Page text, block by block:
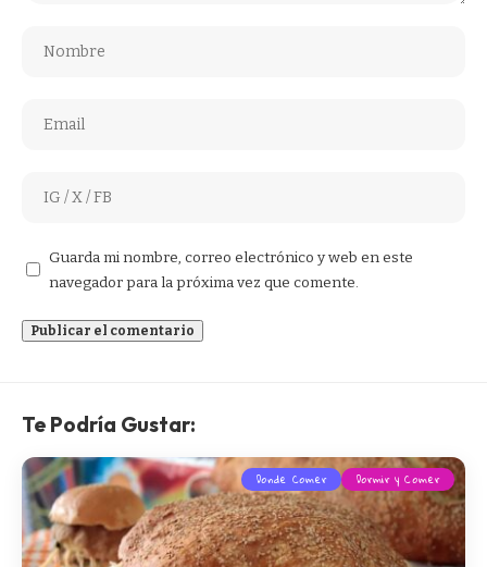
Guarda mi nombre, correo electrónico y web en este
navegador para la próxima vez que comente.
Te Podría Gustar:
Donde Comer Dormir y Comer